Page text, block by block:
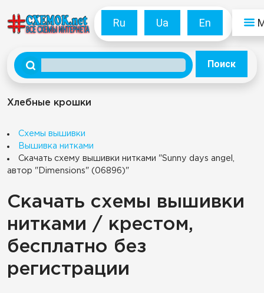
Ru Ua En
Поиск
Хлебные крошки
Схемы вышивки
Вышивка нитками
Скачать схему вышивки нитками "Sunny days angel,
автор "Dimensions" (06896)"
Скачать схемы вышивки
нитками / крестом,
бесплатно без
регистрации